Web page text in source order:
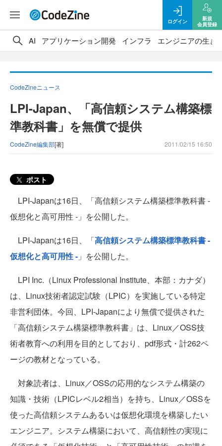
ログイン
新規
会員登録
AI アプリケーション開発 インフラ エンジニアの生き
CodeZineニュース
LPI-Japan、「高信頼システム構築標
準教科書」を無償で提供
CodeZine編集部[著] 2011/02/15 16:50
ポスト
LPI-Japanは16日、「高信頼システム構築標準教科書 -
仮想化と高可用性 -」を公開した。
LPI-Japanは16日、「高信頼システム構築標準教科書 -
仮想化と高可用性 - 」を公開した。
LPI Inc.（Linux Professional Institute、本部：カナダ）
は、Linux技術者認定試験（LPIC）を実施している特定
非営利団体。今回、LPI-Japanにより無償で提供された
「高信頼システム構築標準教科書」は、Linux／OSS技
術者教育への利用を目的としており、pdf形式・計262ペ
ージの教材となっている。
対象読者は、Linux／OSSの応用的なシステム構築の
知識・技術（LPICレベル2相当）を持ち、Linux／OSSを
使った高信頼システムあるいは仮想化環境を構築したい
エンジニア。システム構築において、高信頼性の実現に